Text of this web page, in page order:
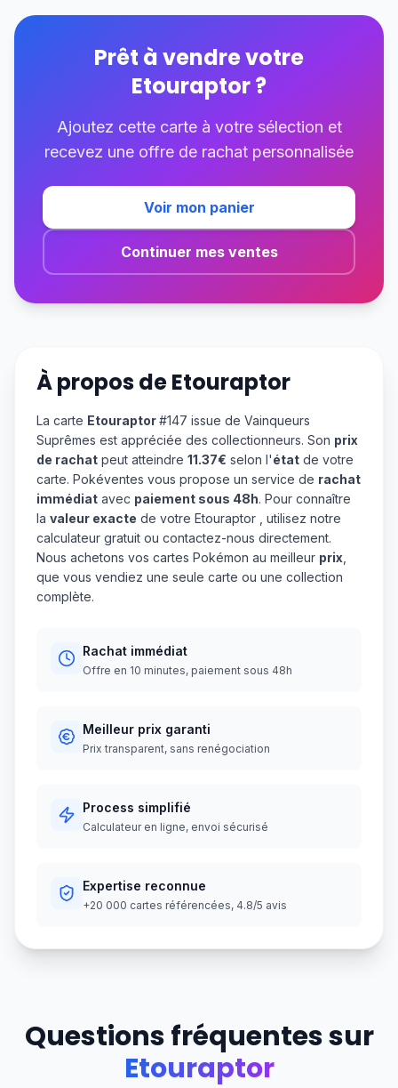
Prêt à vendre votre
Etouraptor?
Ajoutez cette carte à votre sélection et
recevez une offre de rachat personnalisée
Voir mon panier
Continuer mes ventes
À propos deEtouraptor
La carte Etouraptor#147 issue de Vainqueurs
Suprêmes est appréciée des collectionneurs. Son prix
de rachat peut atteindre 11.37€ selon l'état de votre
carte. Pokéventes vous propose un service de rachat
immédiat avec paiement sous 48h. Pour connaître
la valeur exacte de votre Etouraptor , utilisez notre
calculateur gratuit ou contactez-nous directement.
Nous achetons vos cartes Pokémon au meilleur prix
que vous vendiez une seule carte ou une collection
complète.
Rachat immédiat
Offre en 10 minutes, paiement sous 48h
Meilleur prix garanti
Prix transparent, sans renégociation
Process simplifié
Calculateur en ligne, envoi sécurisé
Expertise reconnue
+20 000 cartes référencées, 4.8/5 avis
Questions fréquentes sur
Etouraptor